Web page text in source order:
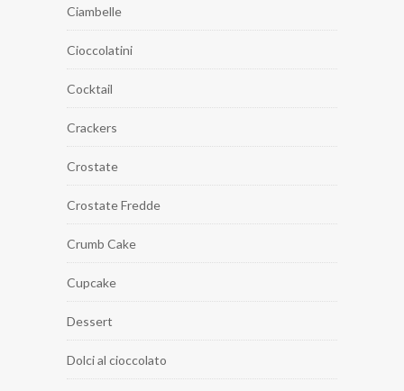
Ciambelle
Cioccolatini
Cocktail
Crackers
Crostate
Crostate Fredde
Crumb Cake
Cupcake
Dessert
Dolci al cioccolato